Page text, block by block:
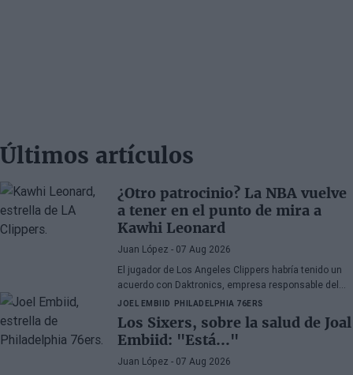
Últimos artículos
¿Otro patrocinio? La NBA vuelve
a tener en el punto de mira a
Kawhi Leonard
Juan López - 07 Aug 2026
El jugador de Los Angeles Clippers habría tenido un
acuerdo con Daktronics, empresa responsable del
videomarcador del Intuit Dome
JOEL EMBIID PHILADELPHIA 76ERS
Los Sixers, sobre la salud de Joal
Embiid: "Está..."
Juan López - 07 Aug 2026